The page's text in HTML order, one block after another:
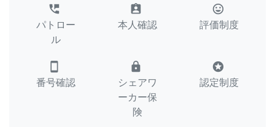
perm_phone_msg
パトロー
ル
assignment_ind
本人確認
tag_faces
評価制度
smartphone
番号確認
lock
シェアワ
ーカー保
険
stars
認定制度